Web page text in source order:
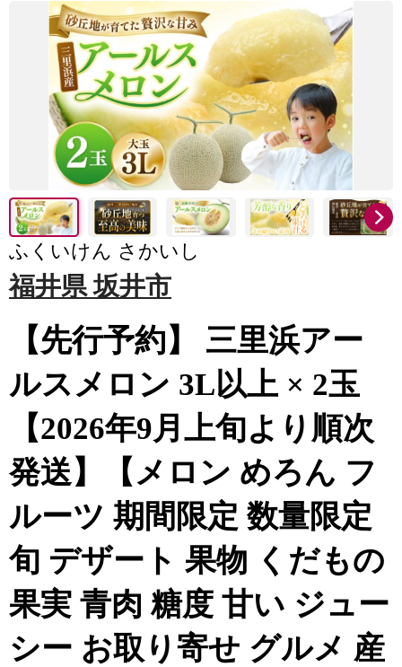
ふくいけん さかいし
福井県 坂井市
【先行予約】 三里浜アー
ルスメロン 3L以上 × 2玉
【2026年9月上旬より順次
発送】【メロン めろん フ
ルーツ 期間限定 数量限定
旬 デザート 果物 くだもの
果実 青肉 糖度 甘い ジュー
シー お取り寄せ グルメ 産